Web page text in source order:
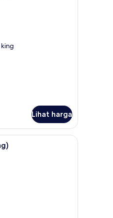
Lihat harga
2 kamar tidur (Casa 2 King) | Dapur